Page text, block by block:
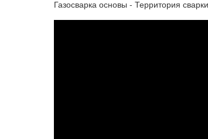
Газосварка основы - Территория сварки